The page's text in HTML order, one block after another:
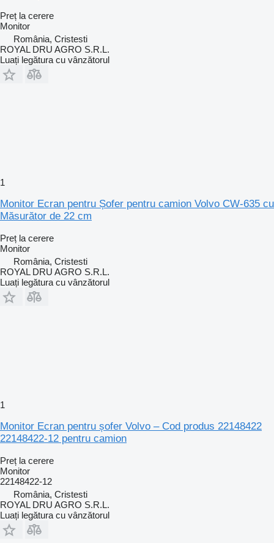
Preț la cerere
Monitor
România, Cristesti
ROYAL DRU AGRO S.R.L.
Luați legătura cu vânzătorul
1
Monitor Ecran pentru Șofer pentru camion Volvo CW-635 cu
Măsurător de 22 cm
Preț la cerere
Monitor
România, Cristesti
ROYAL DRU AGRO S.R.L.
Luați legătura cu vânzătorul
1
Monitor Ecran pentru șofer Volvo – Cod produs 22148422
22148422-12 pentru camion
Preț la cerere
Monitor
22148422-12
România, Cristesti
ROYAL DRU AGRO S.R.L.
Luați legătura cu vânzătorul